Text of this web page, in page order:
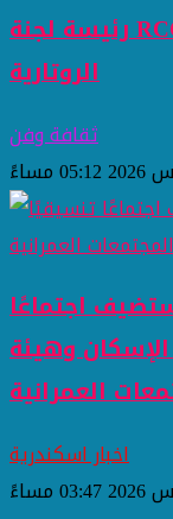
رئيسة لجنة RCC تكرم أعضاء اللجنة بالمنطقة
الروتارية
ثقافة وفن
اجتماعًا
وهيئة
العمرانية
اخبار اسكندرية